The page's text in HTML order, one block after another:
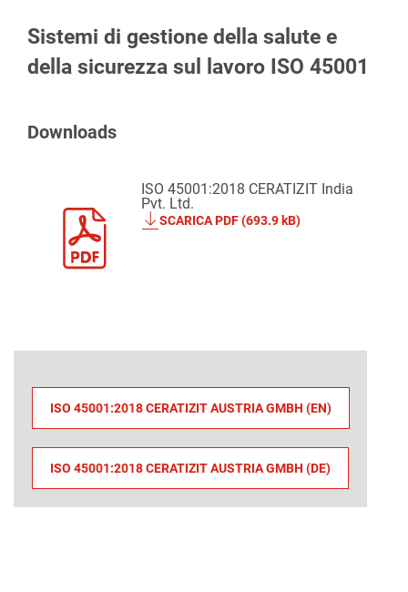
Sistemi di gestione della salute e
della sicurezza sul lavoro ISO 45001
Downloads
ISO 45001:2018 CERATIZIT India
Pvt. Ltd.
SCARICA PDF (693.9 kB)
ISO 45001:2018 CERATIZIT AUSTRIA GMBH (EN)
ISO 45001:2018 CERATIZIT AUSTRIA GMBH (DE)